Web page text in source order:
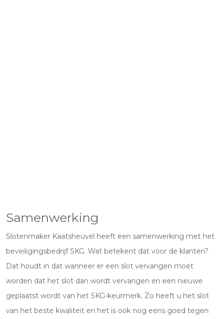
Samenwerking
Slotenmaker Kaatsheuvel heeft een samenwerking met het
beveiligingsbedrijf SKG. Wat betekent dat voor de klanten?
Dat houdt in dat wanneer er een slot vervangen moet
worden dat het slot dan wordt vervangen en een nieuwe
geplaatst wordt van het SKG-keurmerk. Zo heeft u het slot
van het beste kwaliteit en het is ook nog eens goed tegen